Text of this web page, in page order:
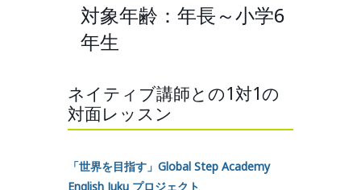
対象年齢：年長～小学6
年生
ネイティブ講師との1対1の
対面レッスン
「世界を目指す」Global Step Academy
English Juku プロジェクト